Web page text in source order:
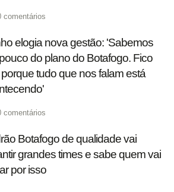
comentários
elogia nova gestão: 'Sabemos
do plano do Botafogo. Fico
porque tudo que nos falam está
comentários
Botafogo de qualidade vai
grandes times e sabe quem vai
por isso